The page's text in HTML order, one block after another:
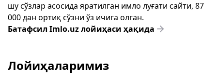
шу сўзлар асосида яратилган имло луғати сайти, 87
000 дан ортиқ сўзни ўз ичига олган.
Батафсил Imlo.uz лойиҳаси ҳақида
Лойиҳаларимиз